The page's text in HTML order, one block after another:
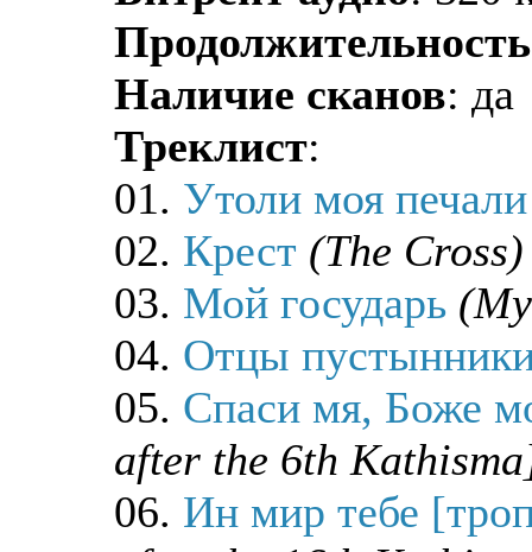
Продолжительность
Наличие сканов: да
Треклист:
01. Утоли моя печали
02. Крест (The Cross)
03. Мой государь
04. Отцы
05. Спаси мя, Боже
after the 6th
06. Ин мир тебе